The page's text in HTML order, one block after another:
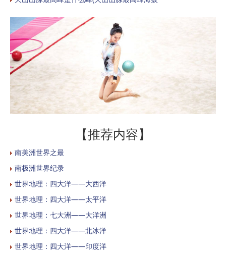
【推荐内容】
南美洲世界之最
南极洲世界纪录
世界地理：四大洋——大西洋
世界地理：四大洋——太平洋
世界地理：七大洲——大洋洲
世界地理：四大洋——北冰洋
世界地理：四大洋——印度洋